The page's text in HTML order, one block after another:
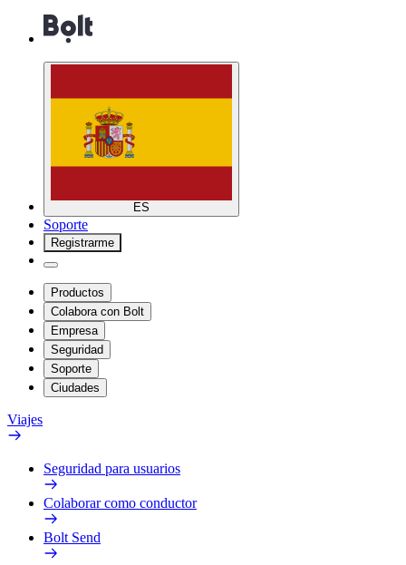
ES
Soporte
Registrarme
Productos
Colabora con Bolt
Empresa
Seguridad
Soporte
Ciudades
Viajes
Seguridad para usuarios
Colaborar como conductor
Bolt Send